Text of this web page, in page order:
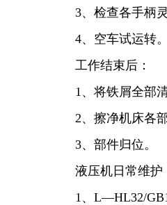
3、检查各手柄
4、空车试运转。
工作结束后：
1、将铁屑全部
2、擦净机床各
3、部件归位。
液压机日常维护
1、L—HL32/